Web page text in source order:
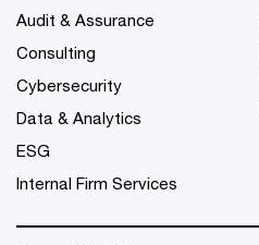
Audit & Assurance
Consulting
Cybersecurity
Data & Analytics
ESG
Internal Firm Services